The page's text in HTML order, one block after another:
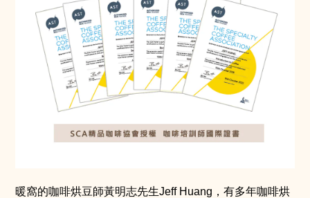
暖窩的咖啡烘豆師黃明志先生Jeff Huang，有多年咖啡烘